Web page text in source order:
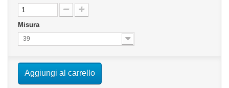
Misura
39
Aggiungi al carrello